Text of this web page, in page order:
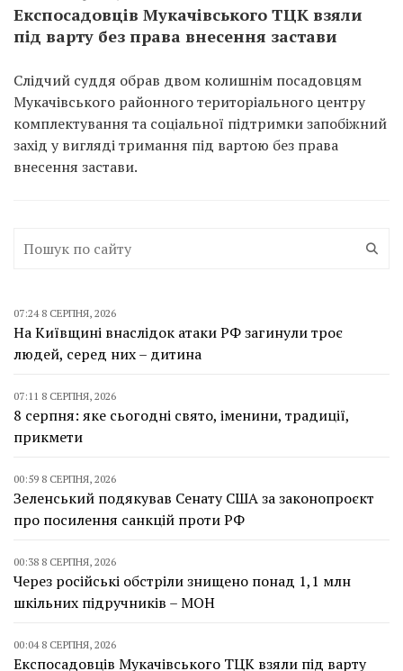
Експосадовців Мукачівського ТЦК взяли
під варту без права внесення застави
Слідчий суддя обрав двом колишнім посадовцям
Мукачівського районного територіального центру
комплектування та соціальної підтримки запобіжний
захід у вигляді тримання під вартою без права
внесення застави.
07:24 8 СЕРПНЯ, 2026
На Київщині внаслідок атаки РФ загинули троє
людей, серед них – дитина
07:11 8 СЕРПНЯ, 2026
8 серпня: яке сьогодні свято, іменини, традиції,
прикмети
00:59 8 СЕРПНЯ, 2026
Зеленський подякував Сенату США за законопроєкт
про посилення санкцій проти РФ
00:38 8 СЕРПНЯ, 2026
Через російські обстріли знищено понад 1,1 млн
шкільних підручників – МОН
00:04 8 СЕРПНЯ, 2026
Експосадовців Мукачівського ТЦК взяли під варту